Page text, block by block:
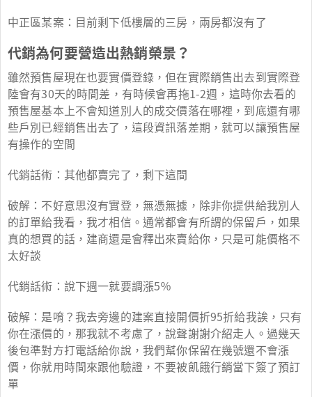
中正區某案：目前剩下低樓層的三房，兩房都沒有了
代銷為何要營造出熱銷榮景？
雖然預售屋現在也要實價登錄，但在實際銷售出去到實際登
陸會有30天的時間差，有時候會再拖1-2週，這時你去看的
預售屋基本上不會知道別人的成交價落在哪裡，到底還有哪
些戶別已經銷售出去了，這段資訊落差期，就可以讓預售屋
有操作的空間
代銷話術：其他都賣完了，剩下這間
破解：不好意思沒有實登，無憑無據，除非你提供給我別人
的訂單給我看，我才相信。通常都會有所謂的保留戶，如果
真的想買的話，建商還是會釋出來賣給你，只是可能價格不
太好談
代銷話術：說下週一就要調漲5％
破解：是唷？我去旁邊的建案直接開價折95折給我誒，只有
你在漲價的，那我就不考慮了，說聲謝謝介紹走人。過幾天
後包準對方打電話給你說，我們幫你保留在幾號還不會漲
價，你就用時間來跟他驗證，不要被飢餓行銷當下簽了預訂
單